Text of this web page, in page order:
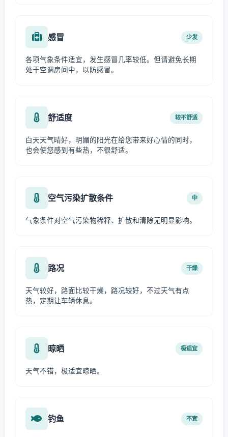
感冒 少发
各项气象条件适宜，发生感冒几率较低。但请避免长期
处于空调房间中，以防感冒。
舒适度 较不舒适
白天天气晴好，明媚的阳光在给您带来好心情的同时，
也会使您感到有些热，不很舒适。
空气污染扩散条件 中
气象条件对空气污染物稀释、扩散和清除无明显影响。
路况 干燥
天气较好，路面比较干燥，路况较好，不过天气有点
热，定期让车辆休息。
晾晒 极适宜
天气不错，极适宜晾晒。
钓鱼 不宜